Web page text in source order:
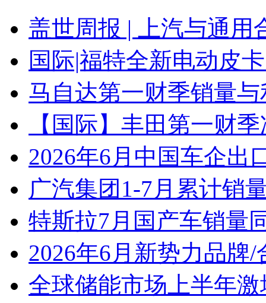
盖世周报 | 上汽与通用
国际|福特全新电动皮
马自达第一财季销量
【国际】丰田第一财
2026年6月中国车企出
广汽集团1-7月累计销
特斯拉7月国产车销量
2026年6月新势力品牌
全球储能市场上半年激